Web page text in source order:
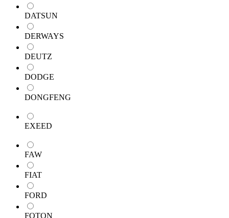
DATSUN
DERWAYS
DEUTZ
DODGE
DONGFENG
EXEED
FAW
FIAT
FORD
FOTON